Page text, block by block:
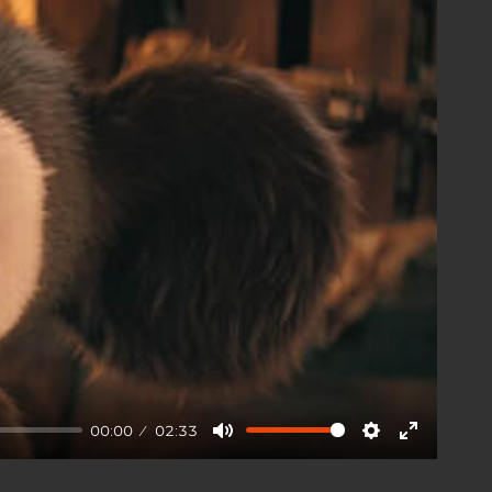
00:00 02:33
Mute Settings
Enter